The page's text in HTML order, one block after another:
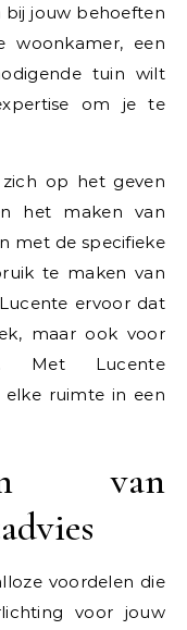
bij jouw behoeften
woonkamer, een
tuin wilt
om je te
op het geven
het maken van
met de specifieke
te maken van
ervoor dat
maar ook voor
Met Lucente
elke ruimte in een
van
voordelen die
voor jouw